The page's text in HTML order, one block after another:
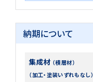
納期について
集成材 （積層材）
（加工・塗装いずれもなし）